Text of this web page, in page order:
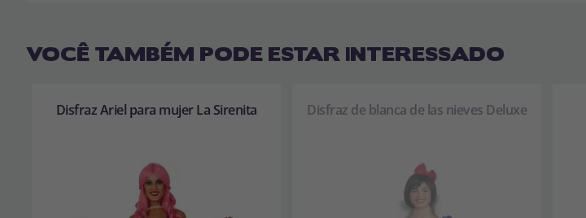
VOCÊ TAMBÉM PODE ESTAR INTERESSADO
Disfraz Ariel para mujer La Sirenita Disfraz de blanca de las nieves Deluxe